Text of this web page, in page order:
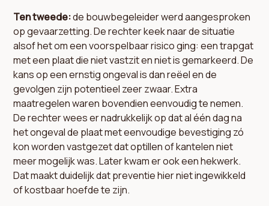
Ten tweede:de bouwbegeleider werd aangesproken
op gevaarzetting. De rechter keek naar de situatie
alsof het om een voorspelbaar risico ging: een trapgat
met een plaat die niet vastzit en niet is gemarkeerd. De
kans op een ernstig ongeval is dan reëel en de
gevolgen zijn potentieel zeer zwaar. Extra
maatregelen waren bovendien eenvoudig te nemen.
De rechter wees er nadrukkelijk op dat al één dag na
het ongeval de plaat met eenvoudige bevestiging zó
kon worden vastgezet dat optillen of kantelen niet
meer mogelijk was. Later kwam er ook een hekwerk.
Dat maakt duidelijk dat preventie hier niet ingewikkeld
of kostbaar hoefde te zijn.